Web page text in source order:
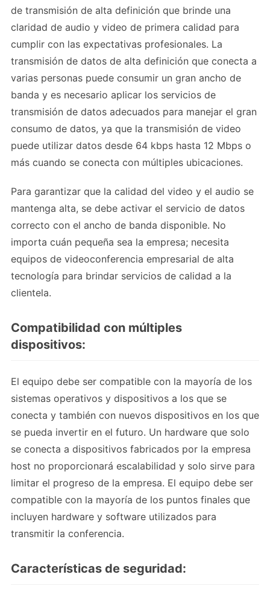
de transmisión de alta definición que brinde una
claridad de audio y video de primera calidad para
cumplir con las expectativas profesionales. La
transmisión de datos de alta definición que conecta a
varias personas puede consumir un gran ancho de
banda y es necesario aplicar los servicios de
transmisión de datos adecuados para manejar el gran
consumo de datos, ya que la transmisión de video
puede utilizar datos desde 64 kbps hasta 12 Mbps o
más cuando se conecta con múltiples ubicaciones.
Para garantizar que la calidad del video y el audio se
mantenga alta, se debe activar el servicio de datos
correcto con el ancho de banda disponible. No
importa cuán pequeña sea la empresa; necesita
equipos de videoconferencia empresarial de alta
tecnología para brindar servicios de calidad a la
clientela.
Compatibilidad con múltiples
dispositivos:
El equipo debe ser compatible con la mayoría de los
sistemas operativos y dispositivos a los que se
conecta y también con nuevos dispositivos en los que
se pueda invertir en el futuro. Un hardware que solo
se conecta a dispositivos fabricados por la empresa
host no proporcionará escalabilidad y solo sirve para
limitar el progreso de la empresa. El equipo debe ser
compatible con la mayoría de los puntos finales que
incluyen hardware y software utilizados para
transmitir la conferencia.
Características de seguridad: